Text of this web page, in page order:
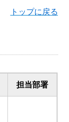
トップに戻る
担当部署